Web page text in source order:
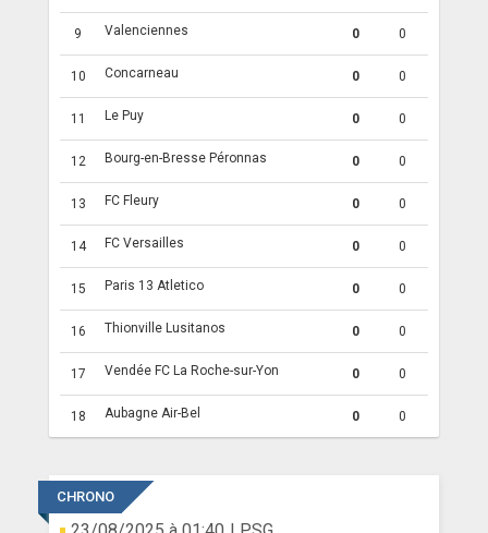
9 Valenciennes 0 0
10 Concarneau 0 0
11 Le Puy 0 0
12 Bourg-en-Bresse Péronnas 0 0
13 FC Fleury 0 0
14 FC Versailles 0 0
15 Paris 13 Atletico 0 0
16 Thionville Lusitanos 0 0
17 Vendée FC La Roche-sur-Yon 0 0
18 Aubagne Air-Bel 0 0
CHRONO